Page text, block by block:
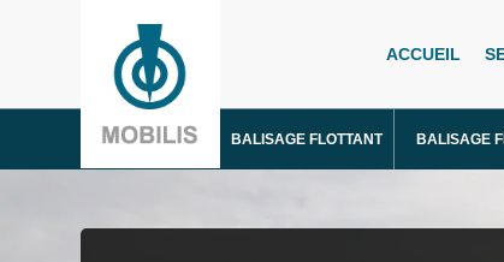
ACCUEIL
BALISAGE FLOTTANT BALISAGE